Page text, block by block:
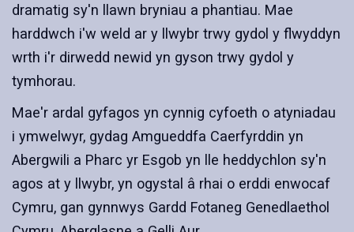
dramatig sy'n llawn bryniau a phantiau. Mae
harddwch i'w weld ar y llwybr trwy gydol y flwyddyn
wrth i'r dirwedd newid yn gyson trwy gydol y
tymhorau.
Mae'r ardal gyfagos yn cynnig cyfoeth o atyniadau
i ymwelwyr, gydag Amgueddfa Caerfyrddin yn
Abergwili a Pharc yr Esgob yn lle heddychlon sy'n
agos at y llwybr, yn ogystal â rhai o erddi enwocaf
Cymru, gan gynnwys Gardd Fotaneg Genedlaethol